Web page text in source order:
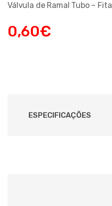
Válvula de Ramal Tubo – Fita
0,60€
ESPECIFICAÇÕES